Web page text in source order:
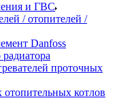
и ГВС
/ отопителей /
Danfoss
проточных
отопительных котлов